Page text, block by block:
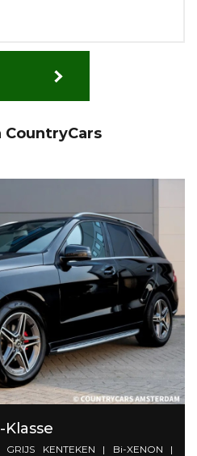
CountryCars
KENTEKEN | Bi-XENON |